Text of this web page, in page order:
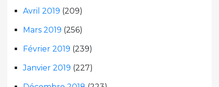
Avril 2019 (209)
Mars 2019 (256)
Février 2019 (239)
Janvier 2019 (227)